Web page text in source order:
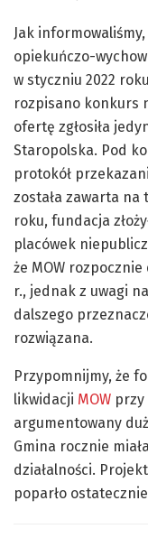
Jak
opiekuńczo-
w styczniu 2022
rozpisano konkurs
ofertę zgłosiła
Staropolska. Pod
protokół
została zawarta na
roku, fundacja
placówek
że MOW rozpocznie
r., jednak z uwagi
dalszego
rozwiązana.
Przypomnijmy, że
likwidacji MOW przy
argumentowany
Gmina rocznie
działalności.
poparło